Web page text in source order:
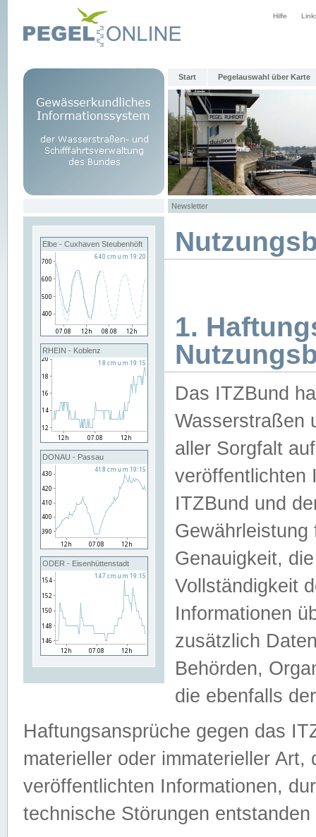
Hilfe
Start Pegelauswahl über Karte
Newsletter
Elbe - Cuxhaven Steubenhöft
RHEIN - Koblenz
DONAU - Passau
ODER - Eisenhüttenstadt
1.
Das ITZBund
Wasserstraßen
aller Sorgfalt
veröffentlichten
ITZBund und
Genauigkeit,
Vollständigkeit
Informationen
zusätzlich
Behörden,
die ebenfalls
Haftungsansprüche gegen das
materieller oder immaterieller
veröffentlichten Informationen,
technische Störungen